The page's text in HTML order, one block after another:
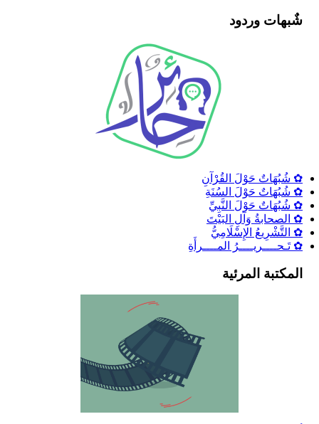
شٌبهات وردود
✿ شُبُهَاتٌ حَوْلَ القُرْآنِ
✿ شُبُهَاتٌ حَوْلَ السُنَةِ
✿ شُبُهَاتٌ حَوْلَ النَّبِيِّ
✿ الصحابةُ وَآلِ البَيْتَ
✿ التَّشْرِيعُ الإِسْلَامِيُّ
✿ تَـحــــريــــرُ المــــرأَةِ
المكتبة المرئية